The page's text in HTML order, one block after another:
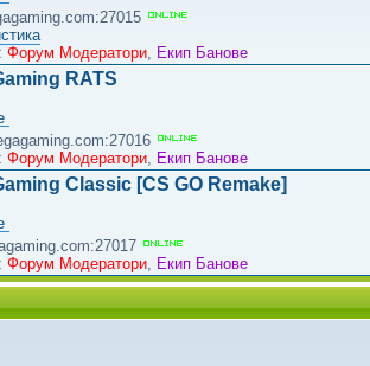
Форум Модератори Екип Банове
RATS
Форум Модератори Екип Банове
Classic [CS GO Remake]
Форум Модератори Екип Банове